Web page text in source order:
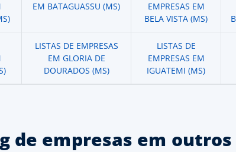
EM BATAGUASSU (MS)
EMPRESAS EM
BELA VISTA (MS)
LISTAS DE EMPRESAS
EM GLORIA DE
DOURADOS (MS)
LISTAS DE
EMPRESAS EM
IGUATEMI (MS)
de empresas em